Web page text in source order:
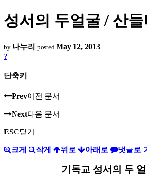
성서의 두얼굴 / 산
by 나누리 posted May 12, 2013
?
단축키
Prev이전 문서
Next다음 문서
ESC닫기
크게 작게 위로 아래로 댓글로
기독교 성서의 두
산